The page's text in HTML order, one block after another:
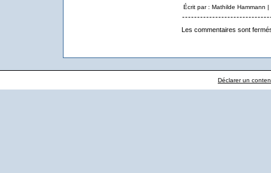
Écrit par : Mathilde Hammann
Les commentaires sont
Déclarer un